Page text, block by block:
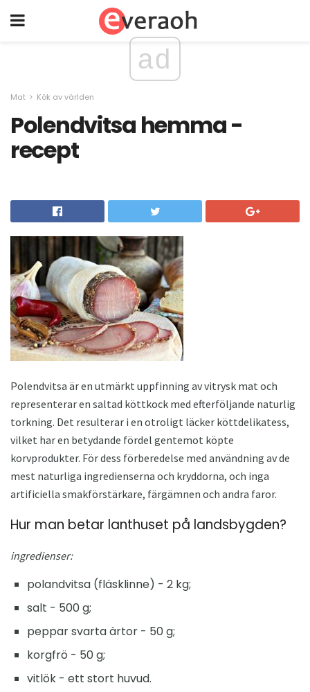
ad
Mat Kök av världen
Polendvitsa hemma -
recept
Polendvitsa är en utmärkt uppfinning av vitrysk mat och
representerar en saltad köttkock med efterföljande naturlig
torkning. Det resulterar i en otroligt läcker köttdelikatess,
vilket har en betydande fördel gentemot köpte
korvprodukter. För dess förberedelse med användning av de
mest naturliga ingredienserna och kryddorna, och inga
artificiella smakförstärkare, färgämnen och andra faror.
Hur man betar lanthuset på landsbygden?
ingredienser:
polandvitsa (fläsklinne) - 2 kg;
salt - 500 g;
peppar svarta ärtor - 50 g;
korgfrö - 50 g;
vitlök - ett stort huvud.